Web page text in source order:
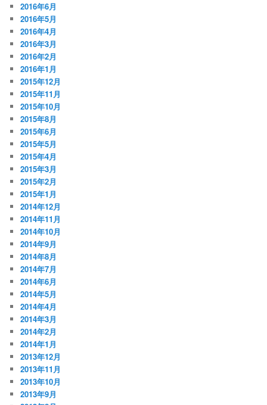
2016年6月
2016年5月
2016年4月
2016年3月
2016年2月
2016年1月
2015年12月
2015年11月
2015年10月
2015年8月
2015年6月
2015年5月
2015年4月
2015年3月
2015年2月
2015年1月
2014年12月
2014年11月
2014年10月
2014年9月
2014年8月
2014年7月
2014年6月
2014年5月
2014年4月
2014年3月
2014年2月
2014年1月
2013年12月
2013年11月
2013年10月
2013年9月